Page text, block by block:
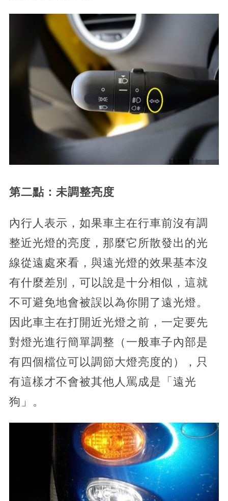
第二點：未調整亮度
內行人表示，如果車主在行車前沒有調
整近光燈的亮度，那麼它所散發出的光
線從遠處來看，與遠光燈的效果基本沒
有什麼差別，可以說是十分相似，這就
不可避免地會被誤以為你開了遠光燈。
因此車主在打開近光燈之前，一定要先
對燈光進行簡單調整（一般車子內部是
有四個檔位可以調節大燈亮度的），只
有這樣才不會被其他人罵成是「遠光
狗」。